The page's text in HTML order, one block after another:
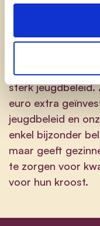
Tot slot hebben
oudere kinderen,
sterk jeugdbeleid.
euro extra
jeugdbeleid en
enkel bijzonder
maar geeft
te zorgen voor
voor hun kroost.